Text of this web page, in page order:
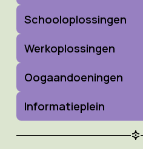
Schooloplossingen
Werkoplossingen
Oogaandoeningen
Informatieplein